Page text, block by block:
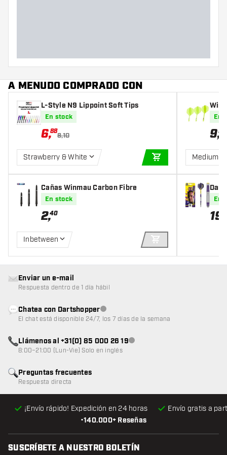
A MENUDO COMPRADO CON
L-Style N9 Lippoint Soft Tips
En stock
6,88
8,10
Strawberry & White
AÑADIR A LA
Cañas Winmau Carbon Fibre
En stock
2,40
Inbetween
AÑADIR A LA CESTA
En
9,50
Medium
En
19
•140.000+ Reseñas
¡Envío rápido! Expedición en 24 horas Envío gratis a
Preguntas frecuentes
Respuesta directa
Enviar un e-mail
Respuesta dentro de 1 día hábil
Chatea con DartshopperAtención al cliente no disponible
El chat está disponible 24/7, los 7 días de la semana
Llámenos al +31(0) 85 000 26 19Atención al cliente no disponible
8:00–21:00 (Lun-Vie) Solo en inglés
SUSCRÍBETE A NUESTRO BOLETÍN